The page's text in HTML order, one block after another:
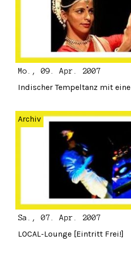
Mo., 09. Apr. 2007
Indischer Tempeltanz mit
Archiv
Sa., 07. Apr. 2007
LOCAL-Lounge [Eintritt Frei!]